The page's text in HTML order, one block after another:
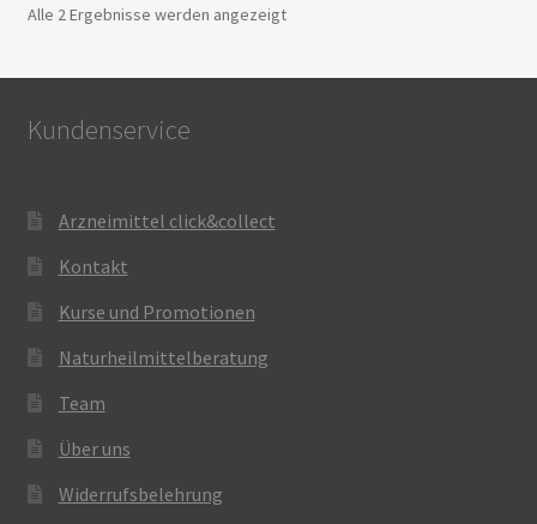
Alle 2 Ergebnisse werden angezeigtNach
Kundenservice
Arzneimittel click&collect
Kontakt
Kurse und Promotionen
Naturheilmittelberatung
Team
Über uns
Widerrufsbelehrung